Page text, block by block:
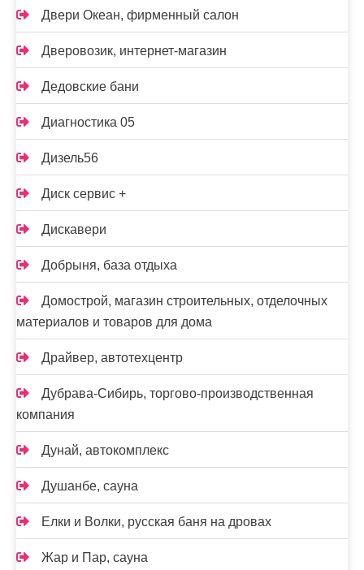
Двери Океан, фирменный салон
Дверовозик, интернет-магазин
Дедовские бани
Диагностика 05
Дизель56
Диск сервис +
Дискавери
Добрыня, база отдыха
Домострой, магазин строительных, отделочных
материалов и товаров для дома
Драйвер, автотехцентр
Дубрава-Сибирь, торгово-производственная
компания
Дунай, автокомплекс
Душанбе, сауна
Елки и Волки, русская баня на дровах
Жар и Пар, сауна